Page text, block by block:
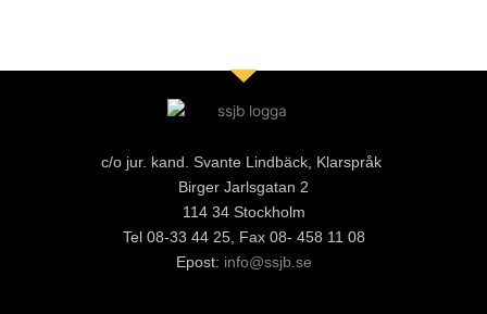
c/o jur. kand. Svante Lindbäck, Klarspråk
Birger Jarlsgatan 2
114 34 Stockholm
Tel 08-33 44 25, Fax 08- 458 11 08
Epost: info@ssjb.se